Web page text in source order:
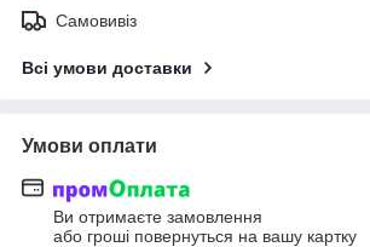
Самовивіз
Всі умови доставки
Умови оплати
Ви отримаєте замовлення
або гроші повернуться на вашу картку